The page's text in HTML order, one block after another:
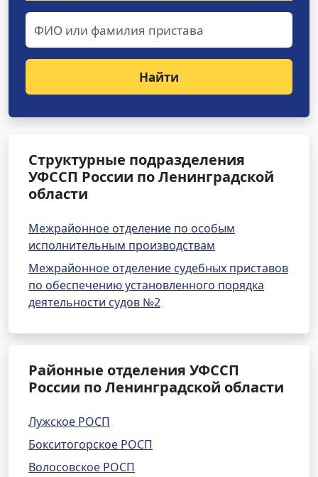
Найти
Структурные подразделения
УФССП России по Ленинградской
области
Межрайонное отделение по особым
исполнительным производствам
Межрайонное отделение судебных приставов
по обеспечению установленного порядка
деятельности судов №2
Районные отделения УФССП
России по Ленинградской области
Лужское РОСП
Бокситогорское РОСП
Волосовское РОСП